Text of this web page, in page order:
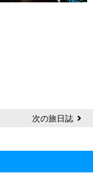
次の旅日誌